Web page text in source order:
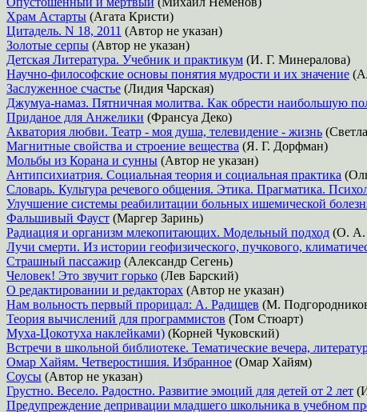
Храм Астарты (Агата Кристи)
Цитадель. N 18, 2011 (Автор не указан)
Золотые серпы (Автор не указан)
Детская Литература. Учебник и практикум (И. Г. Минералова)
Научно-философские основы понятия мудрости и их значение
Заслуженное счастье (Лидия Чарская)
Джумуа-намаз. Пятничная молитва. Как обрести наибольшую
Приданое для Анжелики (Франсуа Деко)
Акватория любви. Театр - моя душа, телевидение - жизнь
Магнитные свойства и строение вещества (Я. Г. Дорфман)
Мольбы из Корана и сунны (Автор не указан)
Антипсихиатрия. Социальная теория и социальная практика
Словарь. Культура речевого общения. Этика. Прагматика.
Улучшение системы реабилитации больных ишемической
Фальшивый Фауст (Маргер Заринь)
Радиация и организм млекопитающих. Модельный подход (О. А.
Лучи смерти. Из истории геофизического, пучкового,
Страшный пассажир (Александр Сегень)
Человек! Это звучит горько (Лев Барский)
О редактировании и редакторах (Автор не указан)
Нам вольность первый прорицал: А. Радищев (М.
Теория вычислений для программистов (Том Стюарт)
Муха-Цокотуха наклейками) (Корней Чуковский)
Встречи в школьной библиотеке. Тематические вечера,
Омар Хайям. Четверостишия. Избранное (Омар Хайям)
Соусы (Автор не указан)
Грустно. Весело. Радостно. Развитие эмоций для детей от 2 лет
Предупреждение депривации младшего школьника в учебном